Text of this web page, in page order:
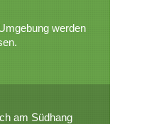
werden
am Südhang